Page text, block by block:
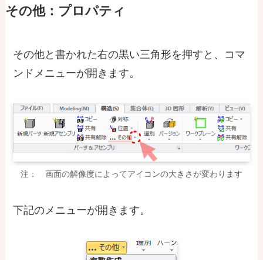
その他：プロパティ
その他と書かれた右の黒い三角形を押すと、コマ
ンドメニューが開きます。
注： 画面の解像度によってアイコンの大きさが変わります
下記のメニューが開きます。